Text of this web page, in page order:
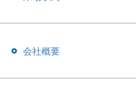
会社概要